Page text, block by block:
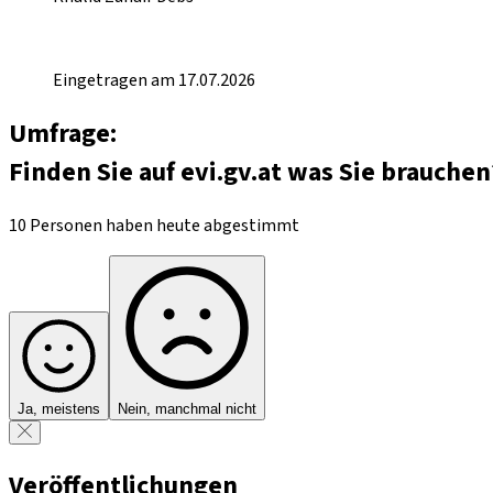
Eingetragen am 17.07.2026
Umfrage:
Finden Sie auf evi.gv.at was Sie
10 Personen haben heute abgestimmt
Ja, meistens Nein, manchmal nicht